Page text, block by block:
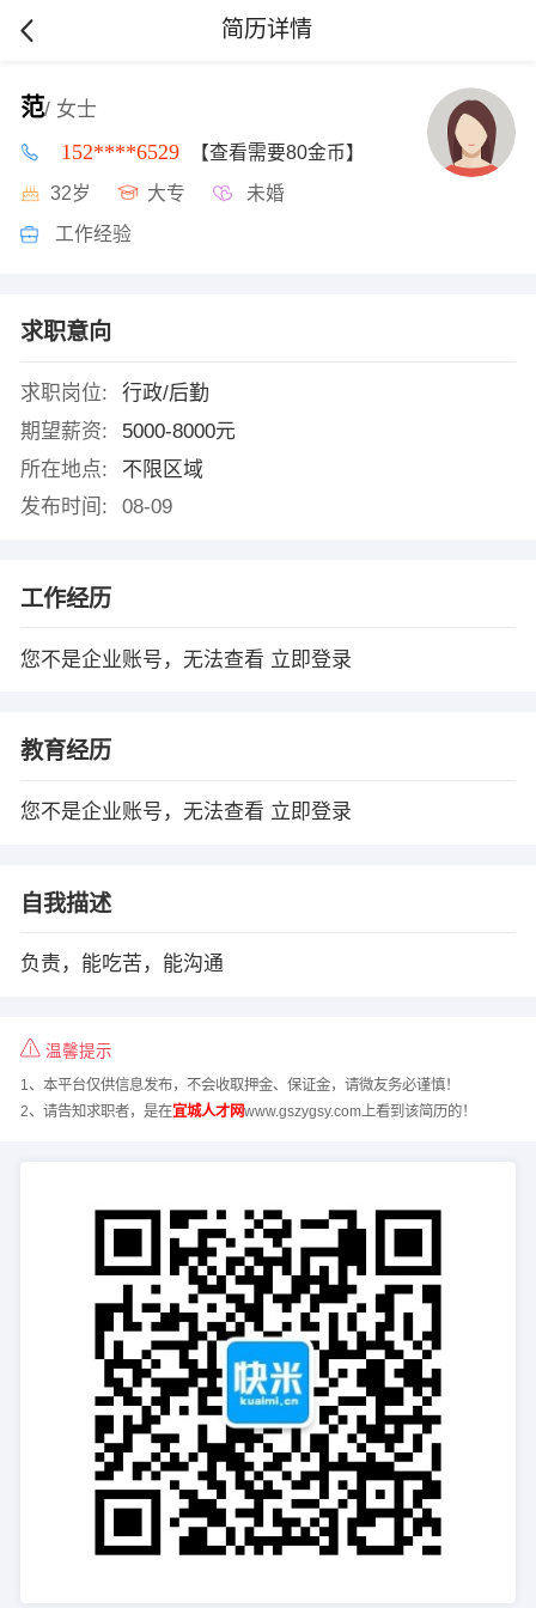
简历详情
范/ 女士
152****6529 【查看需要80金币】
32岁 大专 未婚
工作经验
求职意向
求职岗位:
行政/后勤
期望薪资:
5000-8000元
所在地点:
不限区域
发布时间:
08-09
工作经历
您不是企业账号，无法查看 立即登录
教育经历
您不是企业账号，无法查看 立即登录
自我描述
负责，能吃苦，能沟通
温馨提示
1、本平台仅供信息发布，不会收取押金、保证金，请微友务必谨慎！
2、请告知求职者，是在宜城人才网www.gszygsy.com上看到该简历的！